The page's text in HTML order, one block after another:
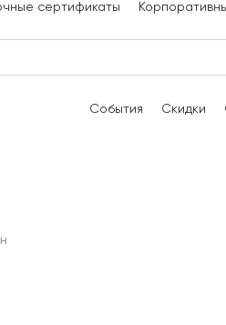
сертификаты
События Скидки